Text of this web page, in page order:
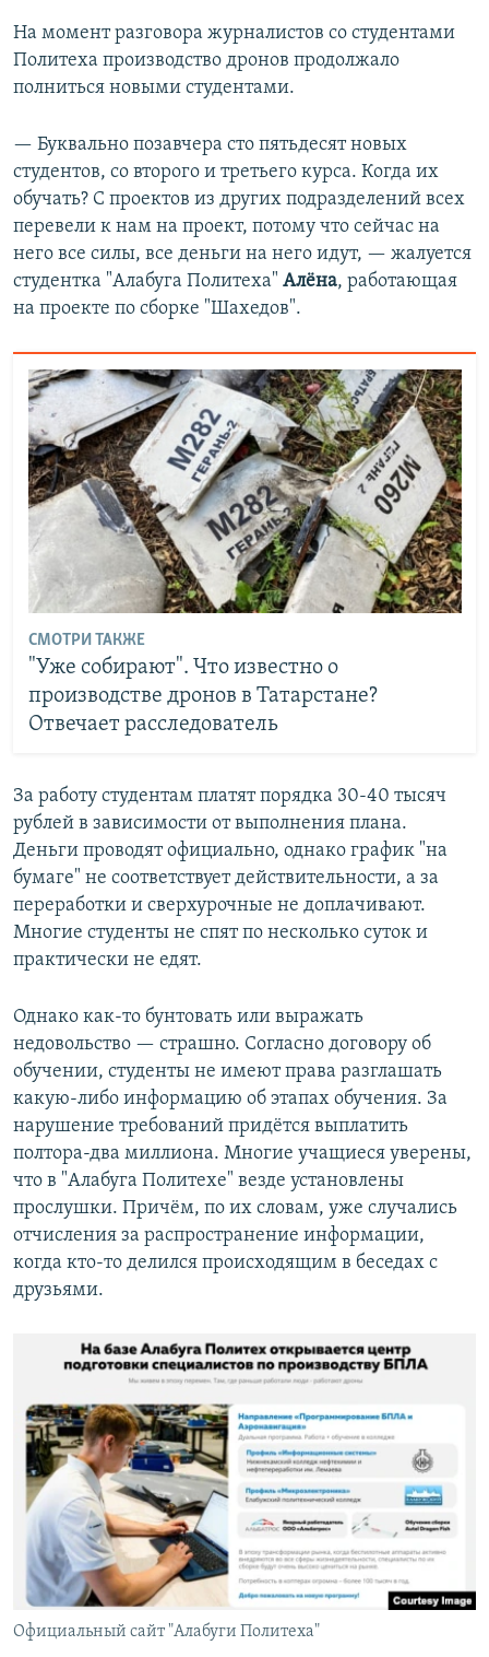
На момент разговора журналистов со студентами
Политеха производство дронов продолжало
полниться новыми студентами.
— Буквально позавчера сто пятьдесят новых
студентов, со второго и третьего курса. Когда их
обучать? С проектов из других подразделений всех
перевели к нам на проект, потому что сейчас на
него все силы, все деньги на него идут, — жалуется
студентка "Алабуга Политеха" Алёна, работающая
на проекте по сборке "Шахедов".
СМОТРИ ТАКЖЕ
"Уже собирают". Что известно о
производстве дронов в Татарстане?
Отвечает расследователь
За работу студентам платят порядка 30-40 тысяч
рублей в зависимости от выполнения плана.
Деньги проводят официально, однако график "на
бумаге" не соответствует действительности, а за
переработки и сверхурочные не доплачивают.
Многие студенты не спят по несколько суток и
практически не едят.
Однако как-то бунтовать или выражать
недовольство — страшно. Согласно договору об
обучении, студенты не имеют права разглашать
какую-либо информацию об этапах обучения. За
нарушение требований придётся выплатить
полтора-два миллиона. Многие учащиеся уверены,
что в "Алабуга Политехе" везде установлены
прослушки. Причём, по их словам, уже случались
отчисления за распространение информации,
когда кто-то делился происходящим в беседах с
друзьями.
Официальный сайт "Алабуги Политеха"